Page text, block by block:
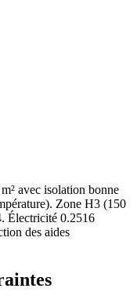
m² avec isolation bonne
). Zone H3 (150
. Électricité 0.2516
des aides